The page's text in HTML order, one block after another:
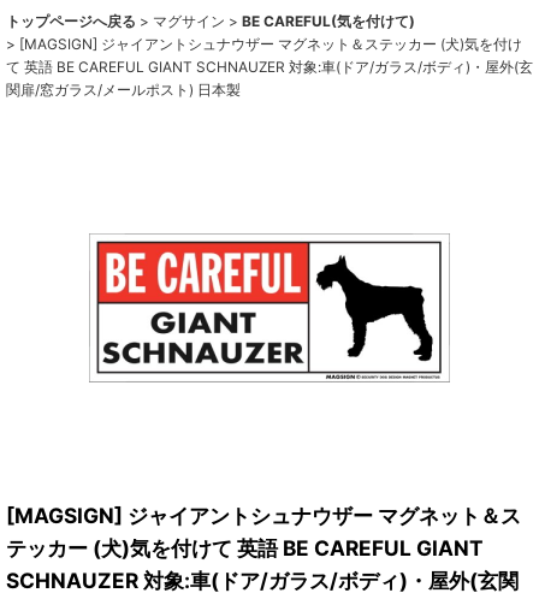
トップページへ戻る > マグサイン > BE CAREFUL(気を付けて)
> [MAGSIGN] ジャイアントシュナウザー マグネット＆ステッカー (犬)気を付け
て 英語 BE CAREFUL GIANT SCHNAUZER 対象:車(ドア/ガラス/ボディ)・屋外(玄
関扉/窓ガラス/メールポスト) 日本製
[MAGSIGN] ジャイアントシュナウザー マグネット＆ス
テッカー (犬)気を付けて 英語 BE CAREFUL GIANT
SCHNAUZER 対象:車(ドア/ガラス/ボディ)・屋外(玄関